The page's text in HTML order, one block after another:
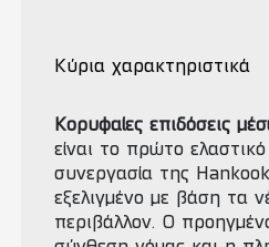
Κύρια χαρακτηριστικά
Κορυφαίες επιδόσεις
είναι το πρώτο
συνεργασία της
εξελιγμένο με βάση τα
περιβάλλον. Ο